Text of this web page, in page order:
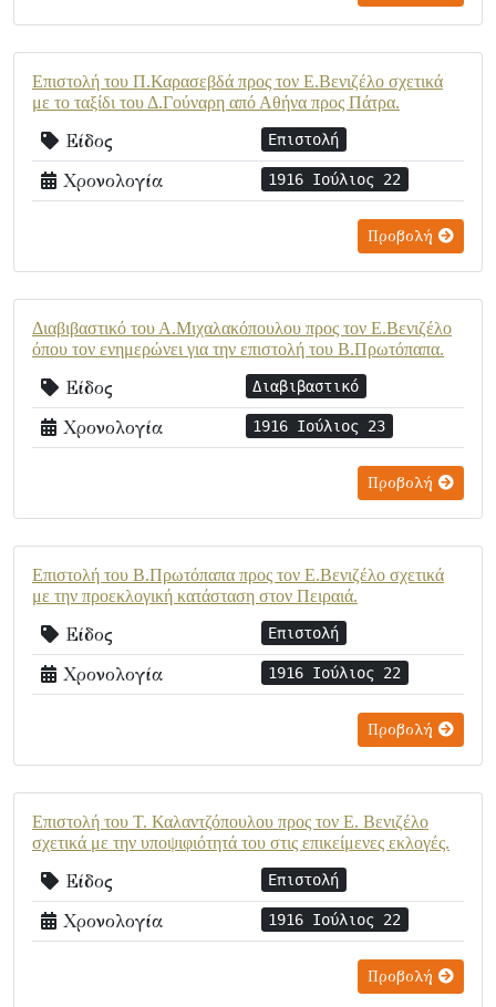
Επιστολή του Π.Καρασεβδά προς τον Ε.Βενιζέλο σχετικά
με το ταξίδι του Δ.Γούναρη από Αθήνα προς Πάτρα.
Είδος Επιστολή
Χρονολογία 1916 Ιούλιος 22
Προβολή
Διαβιβαστικό του Α.Μιχαλακόπουλου προς τον Ε.Βενιζέλο
όπου τον ενημερώνει για την επιστολή του Β.Πρωτόπαπα.
Είδος Διαβιβαστικό
Χρονολογία 1916 Ιούλιος 23
Προβολή
Επιστολή του Β.Πρωτόπαπα προς τον Ε.Βενιζέλο σχετικά
με την προεκλογική κατάσταση στον Πειραιά.
Είδος Επιστολή
Χρονολογία 1916 Ιούλιος 22
Προβολή
Επιστολή του Τ. Καλαντζόπουλου προς τον Ε. Βενιζέλο
σχετικά με την υποψιφιότητά του στις επικείμενες εκλογές.
Είδος Επιστολή
Χρονολογία 1916 Ιούλιος 22
Προβολή